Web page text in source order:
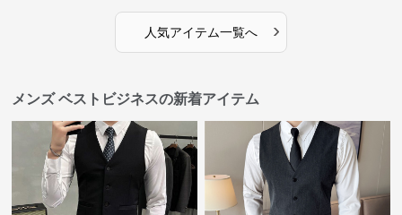
人気アイテム一覧へ ›
メンズ ベストビジネスの新着アイテム